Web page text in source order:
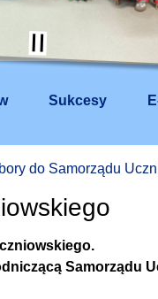
Sukcesy
do Samorządu
Samorządu